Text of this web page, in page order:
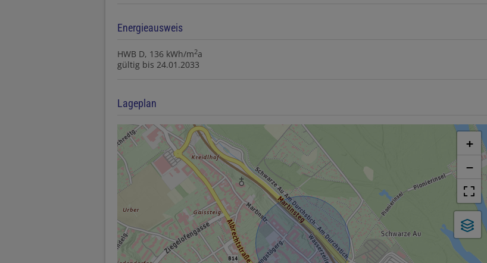
Energieausweis
HWB D, 136 kWh/m2a
gültig bis 24.01.2033
Lageplan
+
−